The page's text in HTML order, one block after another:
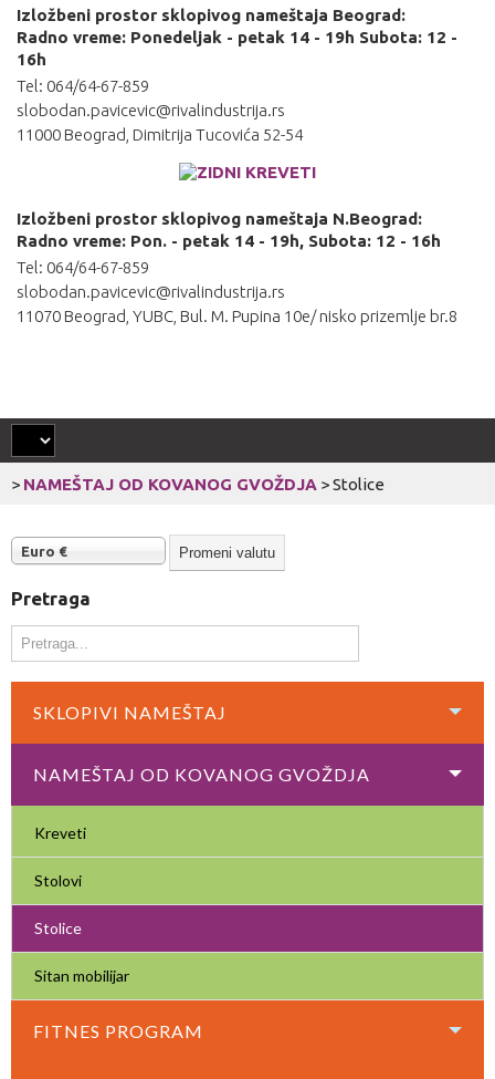
Izložbeni prostor sklopivog nameštaja Beograd:
Radno vreme: Ponedeljak - petak 14 - 19h Subota: 12 -
16h
Tel: 064/64-67-859
slobodan.pavicevic@rivalindustrija.rs
11000 Beograd, Dimitrija Tucovića 52-54
Izložbeni prostor sklopivog nameštaja N.Beograd:
Radno vreme: Pon. - petak 14 - 19h, Subota: 12 - 16h
Tel: 064/64-67-859
slobodan.pavicevic@rivalindustrija.rs
11070 Beograd, YUBC, Bul. M. Pupina 10e/ nisko prizemlje br.8
> NAMEŠTAJ OD KOVANOG GVOŽDJA >Stolice
Euro €
Pretraga
SKLOPIVI NAMEŠTAJ
NAMEŠTAJ OD KOVANOG GVOŽDJA
Kreveti
Stolovi
Stolice
Sitan mobilijar
FITNES PROGRAM